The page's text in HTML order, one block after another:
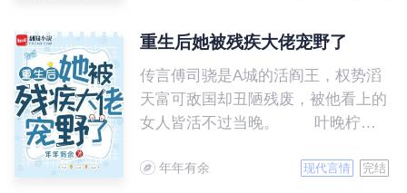
抱得美人归。
重生后她被残疾大佬宠野了
传言傅司骁是A城的活阎王，权势滔
天富可敌国却丑陋残废，被他看上的
女人皆活不过当晚。 叶晚柠一
不说就抓紧了活阎王，众人皆等着她
年年有余 现代言情 完结